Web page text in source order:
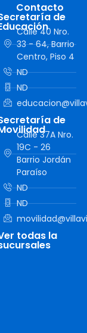
Contacto
de
Calle 40 Nro.
33 - 64, Barrio
Centro, Piso 4
ND
ND
de
Calle 37A Nro.
19C - 26
Barrio Jordán
Paraíso
ND
ND
todas la